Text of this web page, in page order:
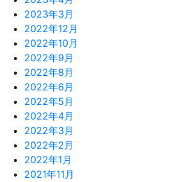
2023年3月
2022年12月
2022年10月
2022年9月
2022年8月
2022年6月
2022年5月
2022年4月
2022年3月
2022年2月
2022年1月
2021年11月